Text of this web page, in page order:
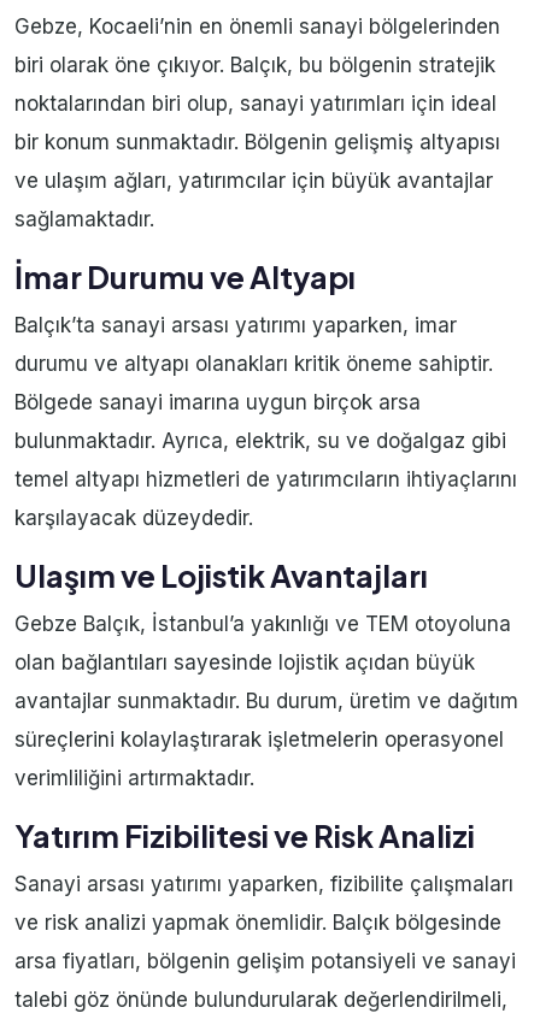
Gebze, Kocaeli’nin en önemli sanayi bölgelerinden
biri olarak öne çıkıyor. Balçık, bu bölgenin stratejik
noktalarından biri olup, sanayi yatırımları için ideal
bir konum sunmaktadır. Bölgenin gelişmiş altyapısı
ve ulaşım ağları, yatırımcılar için büyük avantajlar
sağlamaktadır.
İmar Durumu ve Altyapı
Balçık’ta sanayi arsası yatırımı yaparken, imar
durumu ve altyapı olanakları kritik öneme sahiptir.
Bölgede sanayi imarına uygun birçok arsa
bulunmaktadır. Ayrıca, elektrik, su ve doğalgaz gibi
temel altyapı hizmetleri de yatırımcıların ihtiyaçlarını
karşılayacak düzeydedir.
Ulaşım ve Lojistik Avantajları
Gebze Balçık, İstanbul’a yakınlığı ve TEM otoyoluna
olan bağlantıları sayesinde lojistik açıdan büyük
avantajlar sunmaktadır. Bu durum, üretim ve dağıtım
süreçlerini kolaylaştırarak işletmelerin operasyonel
verimliliğini artırmaktadır.
Yatırım Fizibilitesi ve Risk Analizi
Sanayi arsası yatırımı yaparken, fizibilite çalışmaları
ve risk analizi yapmak önemlidir. Balçık bölgesinde
arsa fiyatları, bölgenin gelişim potansiyeli ve sanayi
talebi göz önünde bulundurularak değerlendirilmeli,